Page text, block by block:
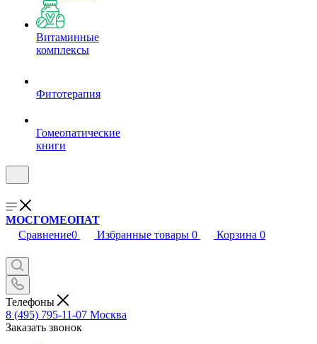
Витаминные
комплексы
Фитотерапия
Гомеопатические
книги
МОСГОМЕОПАТ
Сравнение0 Избранные товары 0 Корзина 0
Телефоны
8 (495) 795-11-07 Москва
Заказать звонок